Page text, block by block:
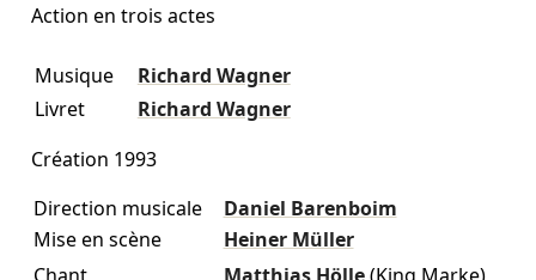
Action en trois actes
Musique
Richard Wagner
Livret
Richard Wagner
Création 1993
Direction musicale
Daniel Barenboim
Mise en scène
Heiner Müller
Chant
Matthias Hölle (King Marke)